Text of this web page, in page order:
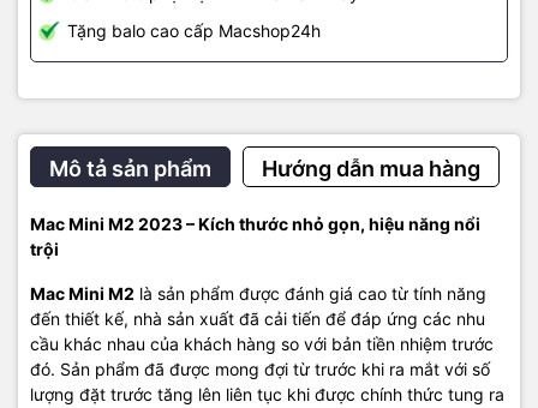
Tặng balo cao cấp Macshop24h
Mô tả sản phẩm Hướng dẫn mua hàng
Mac Mini M2 2023 – Kích thước nhỏ gọn, hiệu năng nổi
trội
Mac Mini M2 là sản phẩm được đánh giá cao từ tính năng
đến thiết kế, nhà sản xuất đã cải tiến để đáp ứng các nhu
cầu khác nhau của khách hàng so với bản tiền nhiệm trước
đó. Sản phẩm đã được mong đợi từ trước khi ra mắt với số
lượng đặt trước tăng lên liên tục khi được chính thức tung ra
Mac Mini 2023 M2 có bộ lọc nhanh và mượt mà, người dùng sẽ
gian. Các ứng dụng và cửa sổ của trang chủ bố trí logic, dễ dàng
tìm và truy cập xem phim, chơi game không mất thời gian tìm
kiếm.